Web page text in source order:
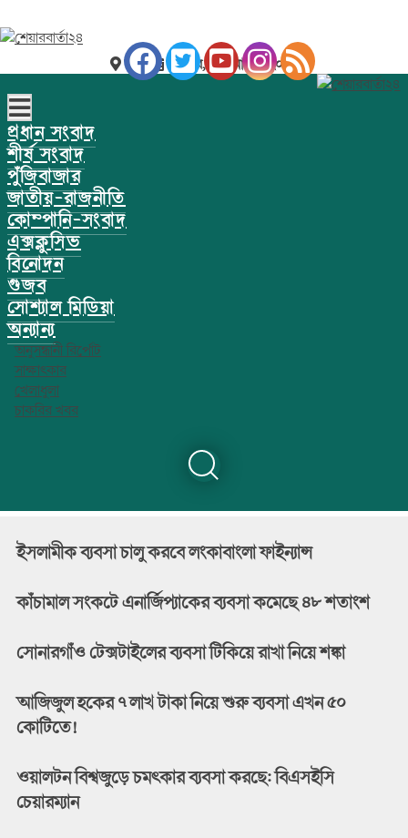
ঢাকা রবিবার, ০৯ আগস্ট ২০২৬
প্রধান সংবাদ
শীর্ষ সংবাদ
পুঁজিবাজার
জাতীয়-রাজনীতি
কোম্পানি-সংবাদ
এক্সক্লুসিভ
বিনোদন
গুজব
সোশ্যাল মিডিয়া
অন্যান্য
অনুসন্ধানী রির্পোট
সাক্ষাৎকার
খেলাধুলা
চাকরির খবর
ইসলামীক ব্যবসা চালু করবে লংকাবাংলা ফাইন্যান্স
কাঁচামাল সংকটে এনার্জিপ্যাকের ব্যবসা কমেছে ৪৮ শতাংশ
সোনারগাঁও টেক্সটাইলের ব্যবসা টিকিয়ে রাখা নিয়ে শঙ্কা
আজিজুল হকের ৭ লাখ টাকা নিয়ে শুরু ব্যবসা এখন ৫০
কোটিতে!
ওয়ালটন বিশ্বজুড়ে চমৎকার ব্যবসা করছে: বিএসইসি
চেয়ারম্যান